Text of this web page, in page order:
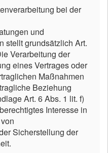
bei der
und
stellt grundsätzlich Art.
Verarbeitung der
eines Vertrages oder
Maßnahmen
Beziehung
Art. 6 Abs. 1 lit. f)
Interesse in
Sicherstellung der